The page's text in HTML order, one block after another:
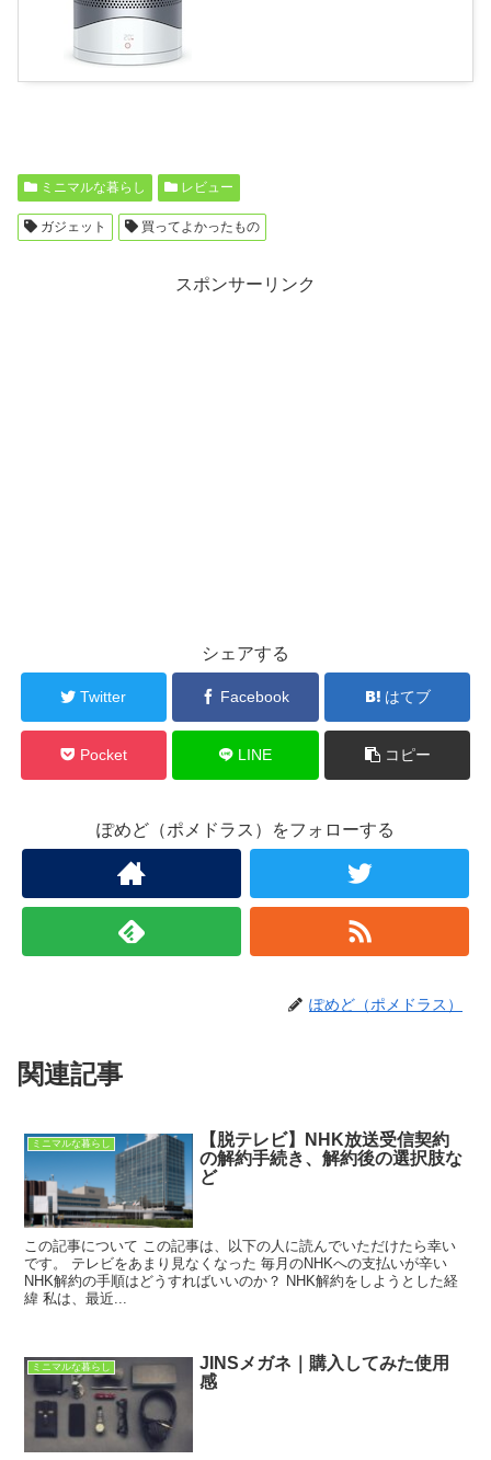
ミニマルな暮らし レビュー
ガジェット 買ってよかったもの
スポンサーリンク
シェアする
Twitter Facebook はてブ
Pocket LINE コピー
ぽめど（ポメドラス）をフォローする
ぽめど（ポメドラス）
関連記事
ミニマルな暮らし
【脱テレビ】NHK放送受信契約
の解約手続き、解約後の選択肢な
ど
この記事について この記事は、以下の人に読んでいただけたら幸い
です。 テレビをあまり見なくなった 毎月のNHKへの支払いが辛い
NHK解約の手順はどうすればいいのか？ NHK解約をしようとした経
緯 私は、最近...
ミニマルな暮らし
JINSメガネ｜購入してみた使用
感